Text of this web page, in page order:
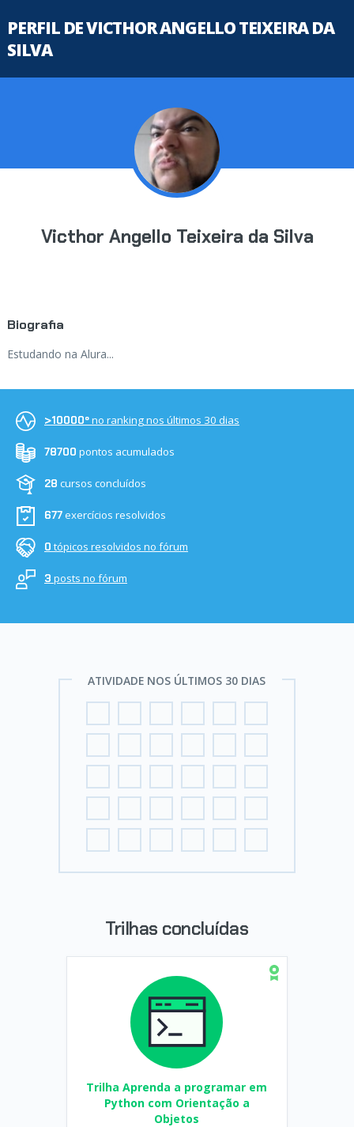
PERFIL DE VICTHOR ANGELLO TEIXEIRA DA
SILVA
Victhor Angello Teixeira da Silva
Biografia
Estudando na Alura...
>10000ºno ranking nos últimos 30 dias
78700 pontos acumulados
28 cursos concluídos
677exercícios resolvidos
0 tópicos resolvidos no fórum
3 posts no fórum
ATIVIDADE NOS ÚLTIMOS 30 DIAS
Trilhas concluídas
Trilha Aprenda a programar em
Python com Orientação a
Objetos